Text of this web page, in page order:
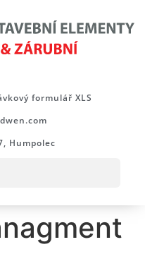
formulář XLS
Humpolec